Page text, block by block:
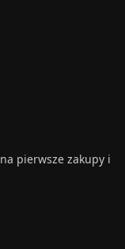
pierwsze zakupy i